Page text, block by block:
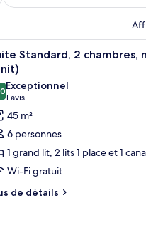
de chevet, une lampe, un
:
6
Standard, 2 chambres,
sur 10
Exceptionnel
1 avis
(1 avis)
45 m²
6 personnes
1 grand lit, 2 lits 1 place et 1
Wi-Fi gratuit
de détails